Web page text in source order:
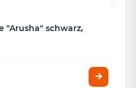
"Arusha" schwarz,